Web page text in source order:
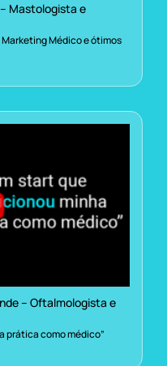
Mastologista e
Marketing Médico e ótimos
– Oftalmologista e
prática como médico”